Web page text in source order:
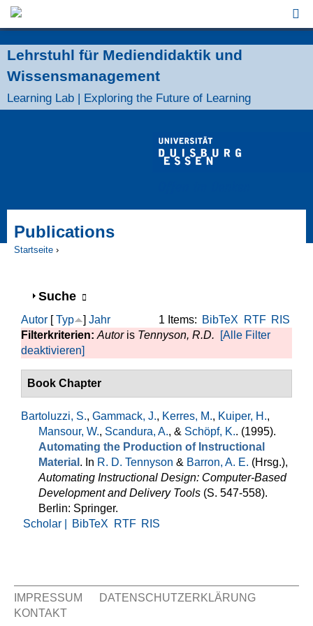
Lehrstuhl für Mediendidaktik und
Wissensmanagement
Learning Lab | Exploring the Future of Learning
Publications
Startseite ›
Anzeigen
Suche
1 Items: BibTeX RTF RIS
Autor [Typ ] Jahr
Filterkriterien: Autoris Tennyson, R.D.
[Alle Filter
deaktivieren]
Book Chapter
Bartoluzzi, S., Gammack, J., Kerres, M., Kuiper, H.,
Mansour, W., Scandura, A., & Schöpf, K.. (1995).
Automating the Production of Instructional
Material . In R. D. Tennyson & Barron, A. E. (Hrsg.),
Automating Instructional Design: Computer-Based
Development and Delivery Tools (S. 547-558).
Berlin: Springer.
Scholar |
BibTeX RTF RIS
IMPRESSUM
DATENSCHUTZERKLÄRUNG
KONTAKT